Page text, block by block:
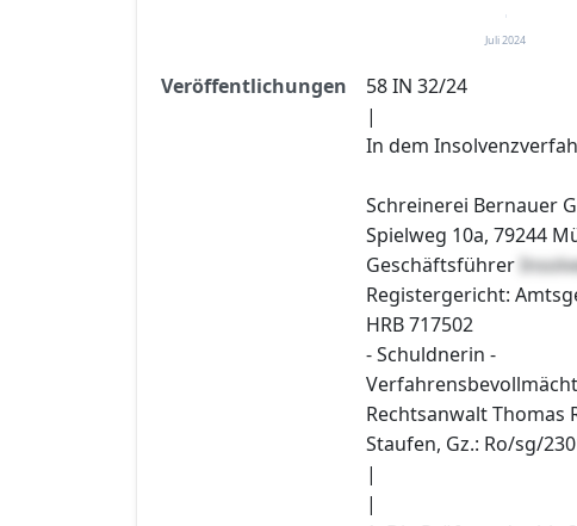
Juli 2024
Veröffentlichungen
58 IN 32/24
|
In dem
Schreinerei Bernauer
Spielweg 10a, 79244
Geschäftsführer
Registergericht:
HRB 717502
- Schuldnerin -
Rechtsanwalt Thomas
Staufen, Gz.: Ro/sg/
|
|